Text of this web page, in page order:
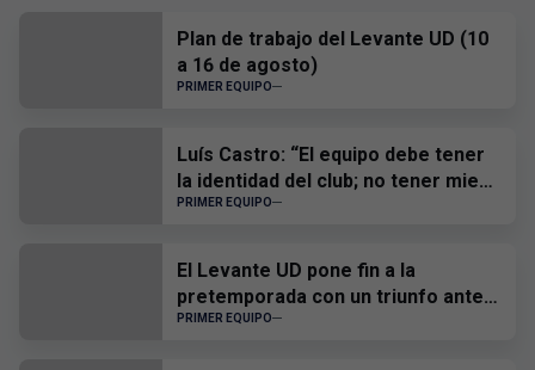
Plan de trabajo del Levante UD (10
a 16 de agosto)
PRIMER EQUIPO
Luís Castro: “El equipo debe tener
la identidad del club; no tener miedo
a nadie y, cuando tengamos que
PRIMER EQUIPO
El Levante UD pone fin a la
pretemporada con un triunfo ante
el CD Castellón
PRIMER EQUIPO